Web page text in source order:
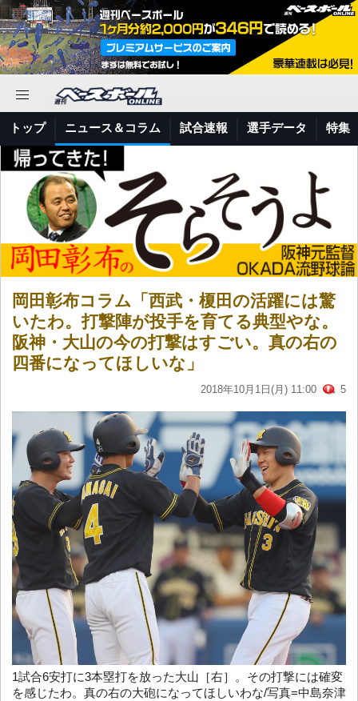
トップ ニュース＆コラム 試合速報 選手データ 特集
岡田彰布コラム「西武・榎田の活躍には驚
いたわ。打撃陣が投手を育てる典型やな。
阪神・大山の今の打撃はすごい。真の右の
四番になってほしいな」
2018年10月1日(月) 11:00 5
1試合6安打に3本塁打を放った大山［右］。その打撃には確変
を感じたわ。真の右の大砲になってほしいわな/写真=中島奈津